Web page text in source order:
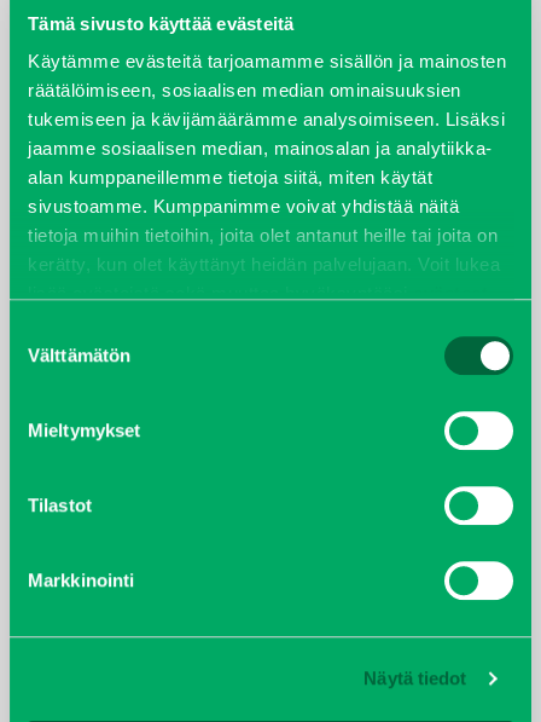
Tämä sivusto käyttää evästeitä
Käytämme evästeitä tarjoamamme sisällön ja mainosten
räätälöimiseen, sosiaalisen median ominaisuuksien
tukemiseen ja kävijämäärämme analysoimiseen. Lisäksi
jaamme sosiaalisen median, mainosalan ja analytiikka-
alan kumppaneillemme tietoja siitä, miten käytät
sivustoamme. Kumppanimme voivat yhdistää näitä
tietoja muihin tietoihin, joita olet antanut heille tai joita on
kerätty, kun olet käyttänyt heidän palvelujaan. Voit lukea
valinta
Välttämätön
Mieltymykset
Tilastot
Markkinointi
Näytä tiedot
elokuu 2024
syyskuu 2023
joulukuu 2022
huhtikuu 2022
helmikuu 2022
joulukuu 2021
lokakuu 2021